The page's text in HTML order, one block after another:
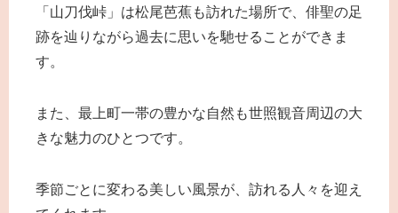
「山刀伐峠」は松尾芭蕉も訪れた場所で、俳聖の足
跡を辿りながら過去に思いを馳せることができま
す。
また、最上町一帯の豊かな自然も世照観音周辺の大
きな魅力のひとつです。
季節ごとに変わる美しい風景が、訪れる人々を迎え